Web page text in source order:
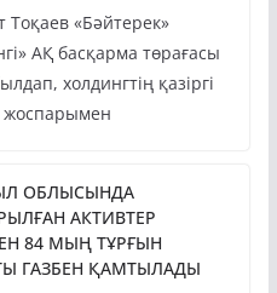
«Бәйтерек»
АҚ басқарма төрағасы
холдингтің қазіргі
ОБЛЫСЫНДА
АКТИВТЕР
84 МЫҢ ТҰРҒЫН
ГАЗБЕН ҚАМТЫЛАДЫ